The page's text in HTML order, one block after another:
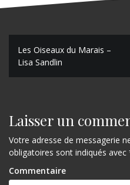
N
a
i
g
a
t
Les Oiseaux du Marais –
Lisa Sandlin
Laisser un
Votre adresse de messagerie
obligatoires sont indiqués avec
Commentaire